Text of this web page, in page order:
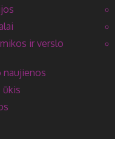
ir verslo
naujienos
ūkis